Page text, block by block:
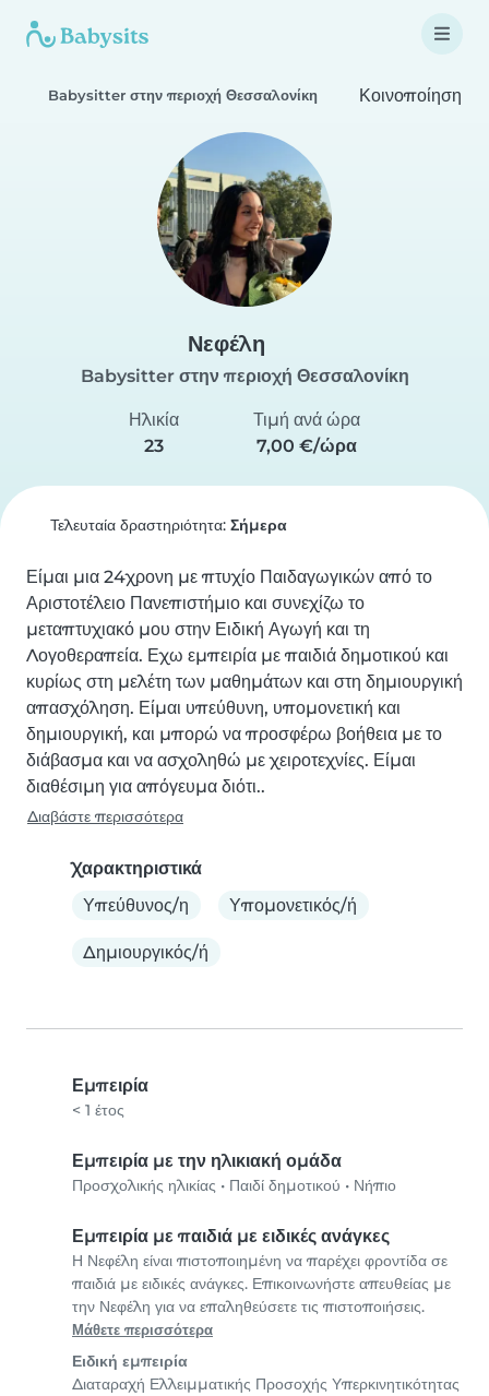
Babysitter στην περιοχή Θεσσαλονίκη Κοινοποίηση
Νεφέλη
Babysitter στην περιοχή Θεσσαλονίκη
Ηλικία
23
Τιμή ανά ώρα
7,00 €/ώρα
Τελευταία δραστηριότητα: Σήμερα
Είμαι μια 24χρονη με πτυχίο Παιδαγωγικών από το
Αριστοτέλειο Πανεπιστήμιο και συνεχίζω το
μεταπτυχιακό μου στην Ειδική Αγωγή και τη
Λογοθεραπεία. Εχω εμπειρία με παιδιά δημοτικού και
κυρίως στη μελέτη των μαθημάτων και στη δημιουργική
απασχόληση. Είμαι υπεύθυνη, υπομονετική και
δημιουργική, και μπορώ να προσφέρω βοήθεια με το
διάβασμα και να ασχοληθώ με χειροτεχνίες. Είμαι
διαθέσιμη για απόγευμα διότι..
Διαβάστε περισσότερα
Χαρακτηριστικά
Υπεύθυνος/η
Υπομονετικός/ή
Δημιουργικός/ή
Εμπειρία
< 1 έτος
Εμπειρία με την ηλικιακή ομάδα
Προσχολικής ηλικίας • Παιδί δημοτικού • Νήπιο
Εμπειρία με παιδιά με ειδικές ανάγκες
Η Νεφέλη είναι πιστοποιημένη να παρέχει φροντίδα σε
παιδιά με ειδικές ανάγκες. Επικοινωνήστε απευθείας με
την Νεφέλη για να επαληθεύσετε τις πιστοποιήσεις.
Μάθετε περισσότερα
Ειδική εμπειρία
Διαταραχή Ελλειμματικής Προσοχής Υπερκινητικότητας